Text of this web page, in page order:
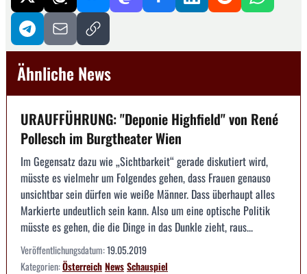
Ähnliche News
URAUFFÜHRUNG: "Deponie Highfield" von René
Pollesch im Burgtheater Wien
Im Gegensatz dazu wie „Sichtbarkeit“ gerade diskutiert wird,
müsste es vielmehr um Folgendes gehen, dass Frauen genauso
unsichtbar sein dürfen wie weiße Männer. Dass überhaupt alles
Markierte undeutlich sein kann. Also um eine optische Politik
müsste es gehen, die die Dinge in das Dunkle zieht, raus...
Veröffentlichungsdatum:19.05.2019
Kategorien:ÖsterreichNewsSchauspiel